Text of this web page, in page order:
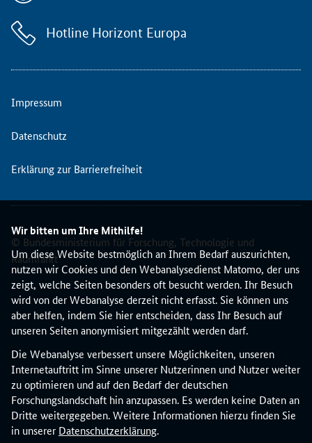
Wir bitten um Ihre Mithilfe!
Um diese Website bestmöglich an Ihrem Bedarf auszurichten,
nutzen wir Cookies und den Webanalysedienst Matomo, der uns
zeigt, welche Seiten besonders oft besucht werden. Ihr Besuch
wird von der Webanalyse derzeit nicht erfasst. Sie können uns
aber helfen, indem Sie hier entscheiden, dass Ihr Besuch auf
unseren Seiten anonymisiert mitgezählt werden darf.
Die Webanalyse verbessert unsere Möglichkeiten, unseren
Internetauftritt im Sinne unserer Nutzerinnen und Nutzer weiter
zu optimieren und auf den Bedarf der deutschen
Forschungslandschaft hin anzupassen. Es werden keine Daten an
Dritte weitergegeben. Weitere Informationen hierzu finden Sie
in unserer Datenschutzerklärung.
F
r
g
i
K
"
t
l
l
t
d
i
e
N
S
G
e
s
e
l
Hotline Horizont Europa
Impressum
Datenschutz
Erklärung zur Barrierefreiheit
© Bundesministerium für Forschung, Technologie und
Raumfahrt